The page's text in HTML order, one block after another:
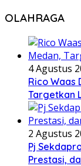
OLAHRAGA
4 Agustus
Rico Waas
Targetkan
2 Agustus
Pj
Prestasi,